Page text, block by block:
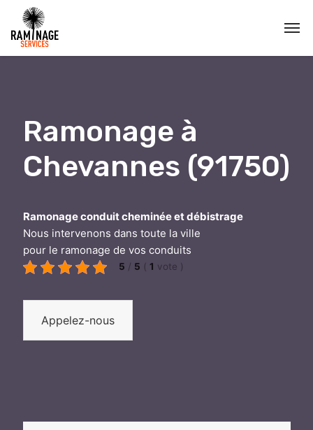
Ramonage à
Chevannes (91750)
Ramonage conduit cheminée et débistrage
Nous intervenons dans toute la ville
pour le ramonage de vos conduits
5 / 5 ( 1 vote )
Appelez-nous